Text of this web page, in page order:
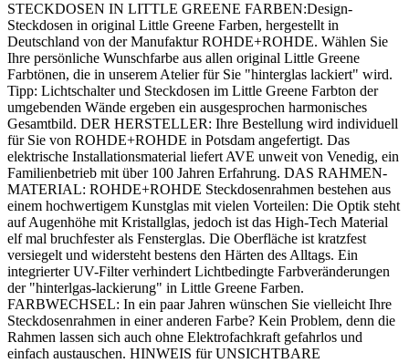
STECKDOSEN IN LITTLE GREENE FARBEN:Design-
Steckdosen in original Little Greene Farben, hergestellt in
Deutschland von der Manufaktur ROHDE+ROHDE. Wählen Sie
Ihre persönliche Wunschfarbe aus allen original Little Greene
Farbtönen, die in unserem Atelier für Sie "hinterglas lackiert" wird.
Tipp: Lichtschalter und Steckdosen im Little Greene Farbton der
umgebenden Wände ergeben ein ausgesprochen harmonisches
Gesamtbild. DER HERSTELLER: Ihre Bestellung wird individuell
für Sie von ROHDE+ROHDE in Potsdam angefertigt. Das
elektrische Installationsmaterial liefert AVE unweit von Venedig, ein
Familienbetrieb mit über 100 Jahren Erfahrung. DAS RAHMEN-
MATERIAL: ROHDE+ROHDE Steckdosenrahmen bestehen aus
einem hochwertigem Kunstglas mit vielen Vorteilen: Die Optik steht
auf Augenhöhe mit Kristallglas, jedoch ist das High-Tech Material
elf mal bruchfester als Fensterglas. Die Oberfläche ist kratzfest
versiegelt und widersteht bestens den Härten des Alltags. Ein
integrierter UV-Filter verhindert Lichtbedingte Farbveränderungen
der "hinterlgas-lackierung" in Little Greene Farben.
FARBWECHSEL: In ein paar Jahren wünschen Sie vielleicht Ihre
Steckdosenrahmen in einer anderen Farbe? Kein Problem, denn die
Rahmen lassen sich auch ohne Elektrofachkraft gefahrlos und
einfach austauschen. HINWEIS für UNSICHTBARE